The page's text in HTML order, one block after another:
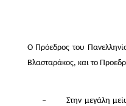
Ο Πρόεδρος του
Βλασταράκος, και το
–
Στην μεγάλη